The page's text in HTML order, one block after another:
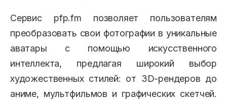
Сервис pfp.fm позволяет пользователям
преобразовать свои фотографии в уникальные
аватары с помощью искусственного
интеллекта, предлагая широкий выбор
художественных стилей: от 3D-рендеров до
аниме, мультфильмов и графических скетчей.